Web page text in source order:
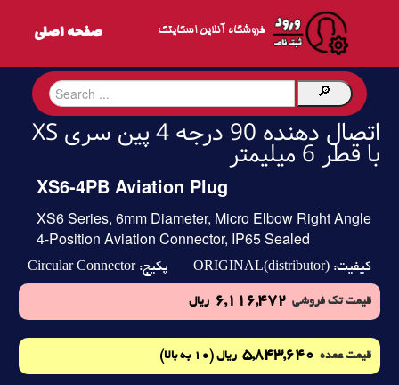
فروشگاه آنلاین اسکایتک
اتصال دهنده 90 درجه 4 پین سری XS
با قطر 6 میلیمتر
XS6-4PB Aviation Plug
XS6 Series, 6mm Diameter, Micro Elbow Right Angle
4-Position Aviation Connector, IP65 Sealed
کیفیت: ORIGINAL(distributor) پکیج:Circular Connector
قیمت تک فروشی 6,116,472 ریال
قیمت عمده 5,843,640 ریال (10 به بالا)